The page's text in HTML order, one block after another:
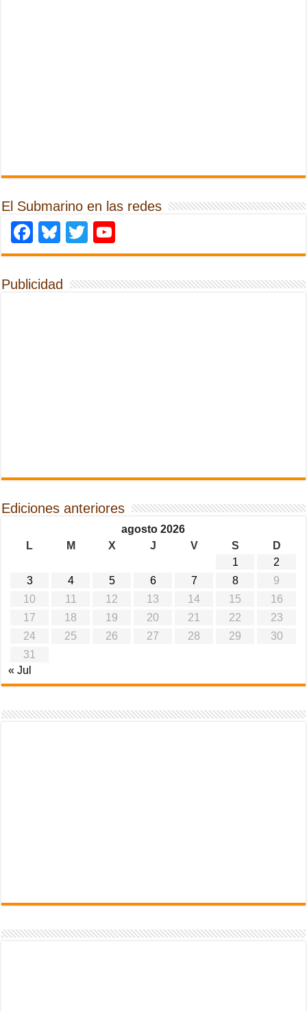
El Submarino en las redes
Facebook
Bluesky
Twitter
Publicidad
Ediciones anteriores
agosto 2026
L
M X J V S
D
1
2
3
4 5 6 7 8
9
10
11 12 13 14 15
16
17
18 19 20 21 22
23
24
25 26 27 28 29
30
31
« Jul